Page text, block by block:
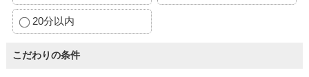
20分以内
こだわりの条件